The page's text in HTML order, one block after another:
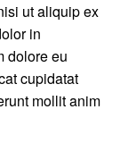
ut aliquip ex
in
dolore eu
cupidatat
mollit anim